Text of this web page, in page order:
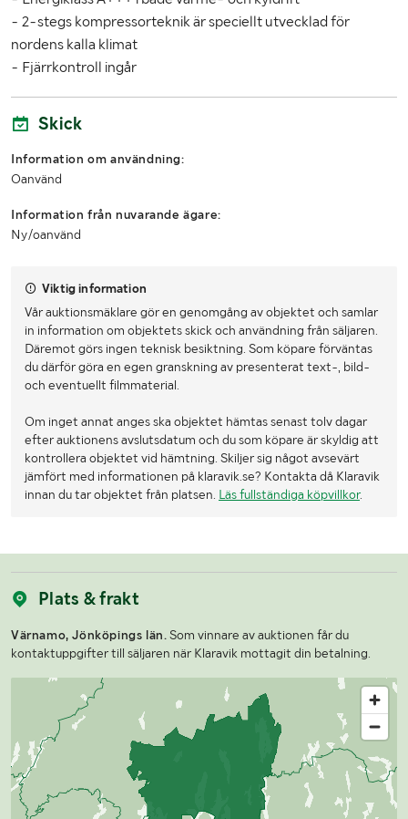
- 2-stegs kompressorteknik är speciellt utvecklad för
nordens kalla klimat
- Fjärrkontroll ingår
Skick
Information om användning:
Oanvänd
Information från nuvarande ägare:
Ny/oanvänd
Viktig information
Vår auktionsmäklare gör en genomgång av objektet och samlar
in information om objektets skick och användning från säljaren.
Däremot görs ingen teknisk besiktning. Som köpare förväntas
du därför göra en egen granskning av presenterat text-, bild-
och eventuellt filmmaterial.
Om inget annat anges ska objektet hämtas senast tolv dagar
efter auktionens avslutsdatum och du som köpare är skyldig att
kontrollera objektet vid hämtning. Skiljer sig något avsevärt
jämfört med informationen på klaravik.se? Kontakta då Klaravik
innan du tar objektet från platsen. Läs fullständiga köpvillkor.
Plats & frakt
Värnamo, Jönköpings län. Som vinnare av auktionen får du
kontaktuppgifter till säljaren när Klaravik mottagit din betalning.